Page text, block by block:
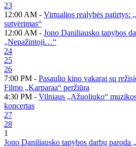
23
12:00 AM - Virtualios realybės patirtys:
sutvėrimas“
12:00 AM - Jono Daniliausko tapybos
„Nepažintoji…“
24
25
26
7:00 PM - Pasaulio kino vakarai su
Filmo „Karparaa“ peržiūra
4:30 PM - Vilniaus „Ąžuoliuko“
koncertas
27
28
1
Jono Daniliausko tapybos darbų